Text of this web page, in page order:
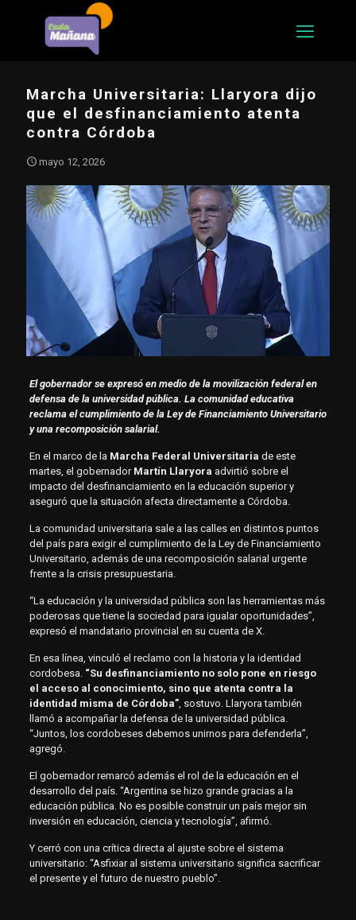
Marcha Universitaria: Llaryora dijo
que el desfinanciamiento atenta
contra Córdoba
mayo 12, 2026
El gobernador se expresó en medio de la movilización federal en
defensa de la universidad pública. La comunidad educativa
reclama el cumplimiento de la Ley de Financiamiento Universitario
y una recomposición salarial.
En el marco de la Marcha Federal Universitaria de este
martes, el gobernador Martín Llaryora advirtió sobre el
impacto del desfinanciamiento en la educación superior y
aseguró que la situación afecta directamente a Córdoba.
La comunidad universitaria sale a las calles en distintos puntos
del país para exigir el cumplimiento de la Ley de Financiamiento
Universitario, además de una recomposición salarial urgente
frente a la crisis presupuestaria.
“La educación y la universidad pública son las herramientas más
poderosas que tiene la sociedad para igualar oportunidades”,
expresó el mandatario provincial en su cuenta de X.
En esa línea, vinculó el reclamo con la historia y la identidad
cordobesa. “Su desfinanciamiento no solo pone en riesgo
el acceso al conocimiento, sino que atenta contra la
identidad misma de Córdoba”, sostuvo. Llaryora también
llamó a acompañar la defensa de la universidad pública.
“Juntos, los cordobeses debemos unirnos para defenderla”,
agregó.
El gobernador remarcó además el rol de la educación en el
desarrollo del país. “Argentina se hizo grande gracias a la
educación pública. No es posible construir un país mejor sin
inversión en educación, ciencia y tecnología”, afirmó.
Y cerró con una crítica directa al ajuste sobre el sistema
universitario: “Asfixiar al sistema universitario significa sacrificar
el presente y el futuro de nuestro pueblo”.